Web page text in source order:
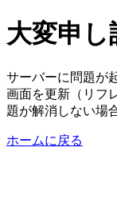
大変申
サーバーに問題が
画面を更新（リフ
題が解消しない場
ホームに戻る